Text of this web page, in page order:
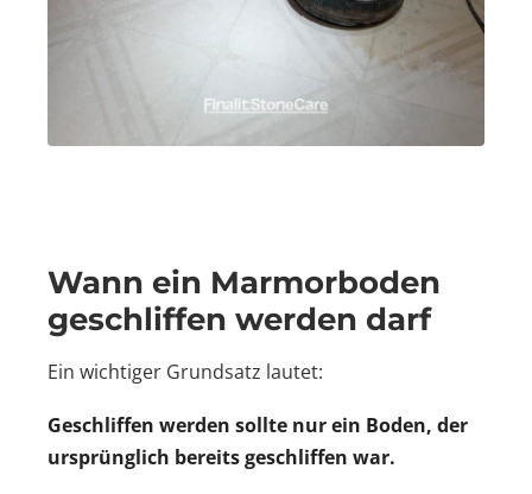
Wann ein Marmorboden
geschliffen werden darf
Ein wichtiger Grundsatz lautet:
Geschliffen werden sollte nur ein Boden, der
ursprünglich bereits geschliffen war.